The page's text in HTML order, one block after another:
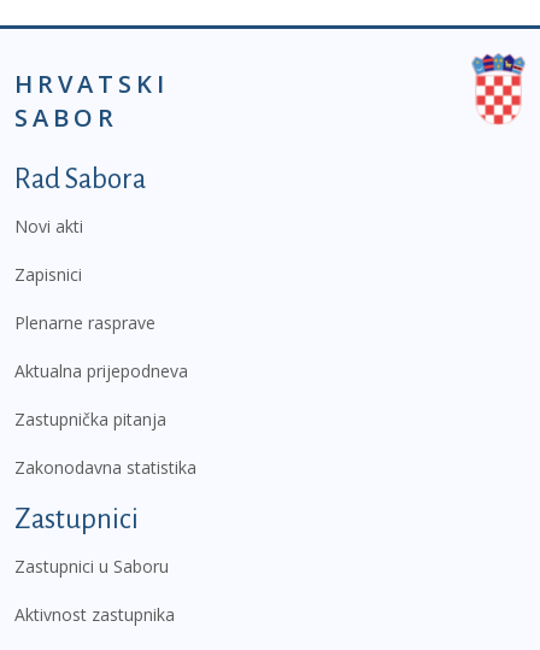
HRVATSKI
SABOR
Podnožje prvi izbornik
Rad Sabora
Novi akti
Zapisnici
Plenarne rasprave
Aktualna prijepodneva
Zastupnička pitanja
Zakonodavna statistika
Zastupnici
Zastupnici u Saboru
Aktivnost zastupnika